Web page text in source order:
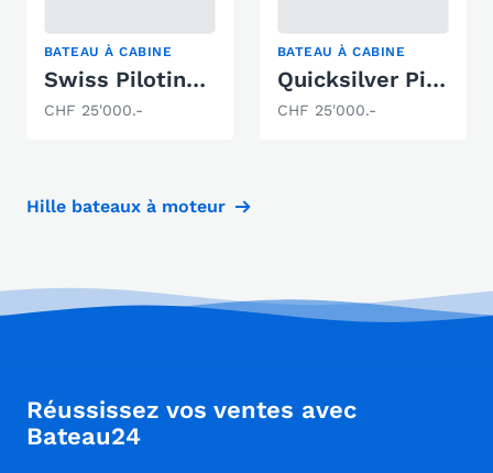
BATEAU À CABINE
Swiss Pilotina 680 CS (Cabin Sloep)
CHF 25'000.-
BATEAU À CABINE
Quicksilver Pilothouse 555
CHF 25'000.-
Hille bateaux à moteur
Réussissez vos ventes avec
Bateau24